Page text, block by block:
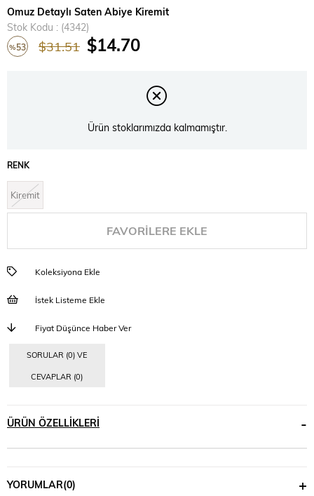
Omuz Detaylı Saten Abiye Kiremit
Stok Kodu
(4342)
%53 $31.51 $14.70
Ürün stoklarımızda kalmamıştır.
RENK
Kiremit
FAVORILERE EKLE
Koleksiyona Ekle
İstek Listeme Ekle
Fiyat Düşünce Haber Ver
SORULAR (0) VE
CEVAPLAR (0)
ÜRÜN ÖZELLIKLERI
YORUMLAR(0)